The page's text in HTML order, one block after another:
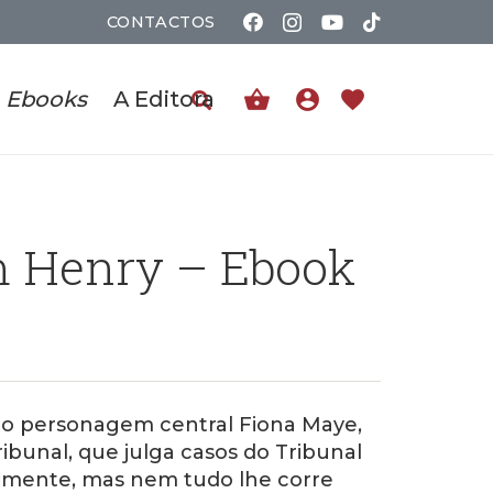
CONTACTOS
Ebooks A Editora shopping_basket account_circle favorite
Henry – Ebook
personagem central Fiona Maye,
que julga casos do Tribunal
mas nem tudo lhe corre